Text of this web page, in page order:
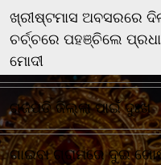
ଖ୍ରୀଷ୍ଟମାସ ଅବସରରେ
ଚର୍ଚ୍ଚରେ ପହଞ୍ଚିଲେ
ମୋଦୀ
ଗଜପତି ଜିଲ୍ଲା ପାଇଁ ଦୁଃଖ
ଗାଇବା ଗ୍ରାମରେ ଦୁଇ